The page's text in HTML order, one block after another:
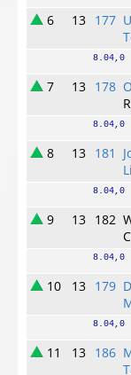
6 13 177
8.04,0
7 13 178
8.04,0
8 13 181
8.04,0
9 13 182
8.04,0
10 13 179
8.04,0
11 13 186